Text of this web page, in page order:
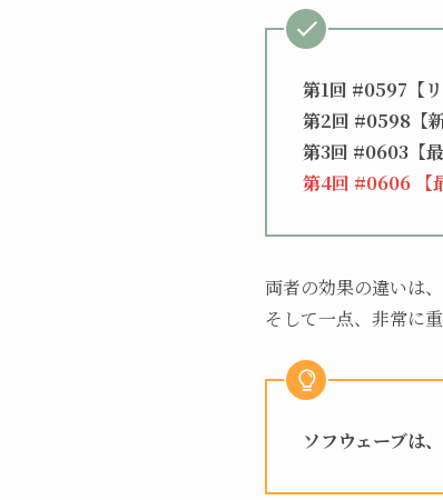
第1回 #0597【
第2回 #0598【
第3回 #0603【
第4回 #0606 【
両者の効果の違いは
そして一点、非常に
ソフウェーブは